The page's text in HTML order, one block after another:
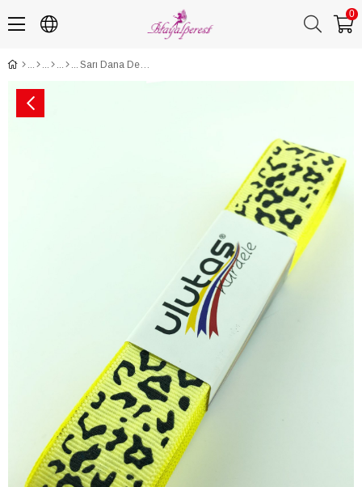
0
Sarı Dana Desen Baskılı Grogren Kurdele 2,5 cm